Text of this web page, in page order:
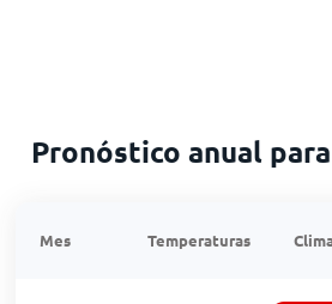
Pronóstico anual
Mes Temperaturas